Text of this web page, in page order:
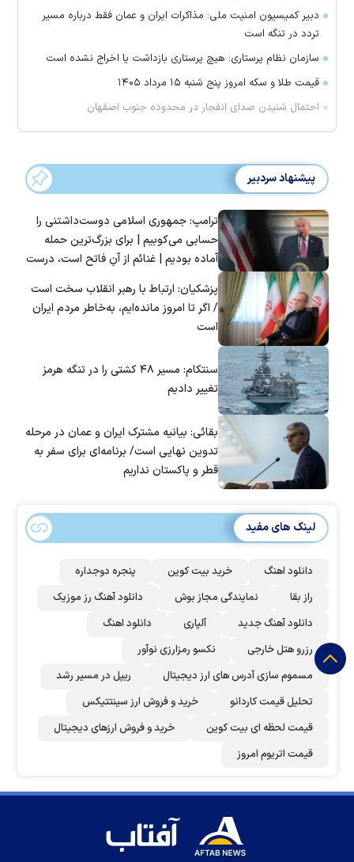
دبیر کمیسیون امنیت ملی: مذاکرات ایران و عمان فقط درباره مسیر
تردد در تنگه است
سازمان نظام پرستاری: هیچ پرستاری بازداشت یا اخراج نشده است
قیمت طلا و سکه امروز پنج شنبه ۱۵ مرداد ۱۴۰۵
احتمال شنیدن صدای انفجار در محدوده جنوب اصفهان
پیشنهاد سردبیر
ترامپ: جمهوری اسلامی دوست‌داشتنی را
حسابی می‌کوبیم | برای بزرگ‌ترین حمله
آماده بودیم | غنائم از آنِ فاتح است، درست
پزشکیان: ارتباط با رهبر انقلاب سخت است
/ اگر تا امروز مانده‌ایم، به‌خاطر مردم ایران
است
سنتکام: مسیر ۴۸ کشتی را در تنگه هرمز
تغییر دادیم
بقائی: بیانیه مشترک ایران و عمان در مرحله
تدوین نهایی است/ برنامه‌ای برای سفر به
قطر و پاکستان نداریم
لینک های مفید
دانلود اهنگ خرید بیت کوین
پنجره دوجداره
راز بقا
نمایندگی مجاز بوش
دانلود آهنگ رز‌ موزیک
دانلود آهنگ جدید
آلپاری
دانلود اهنگ
رزرو هتل خارجی
نکسو رمزارزی نوآور
مسموم سازی آدرس های ارز دیجیتال
ریپل در مسیر رشد
تحلیل قیمت کاردانو
خرید و فروش ارز سینتتیکس
قیمت لحظه ای بیت کوین
خرید و فروش ارزهای دیجیتال
قیمت اتریوم امروز